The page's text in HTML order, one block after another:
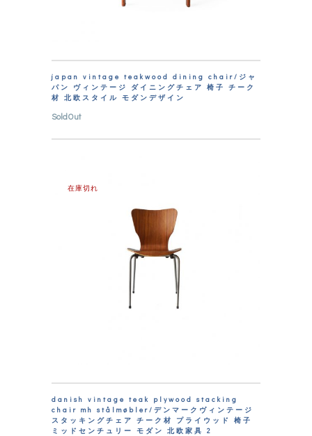
japan vintage teakwood dining chair/ジャ
パン ヴィンテージ ダイニングチェア 椅子 チーク
材 北欧スタイル モダンデザイン
SoldOut
在庫切れ
danish vintage teak plywood stacking
chair mh stålmøbler/デンマークヴィンテージ
スタッキングチェア チーク材 プライウッド 椅子
ミッドセンチュリー モダン 北欧家具 2